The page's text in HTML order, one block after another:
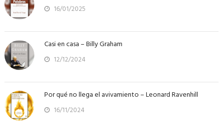
16/01/2025
Casi en casa – Billy Graham
12/12/2024
Por qué no llega el avivamiento – Leonard Ravenhill
16/11/2024